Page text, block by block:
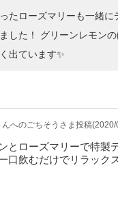
たローズマリーも一緒に
した！ グリーンレモン
出ています✨
へのごちそうさま投稿
とローズマリーで特製
口飲むだけでリラック